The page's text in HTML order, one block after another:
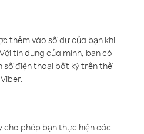
thêm vào số dư của bạn khi
tín dụng của mình, bạn có
số điện thoại bất kỳ trên thế
cho phép bạn thực hiện các